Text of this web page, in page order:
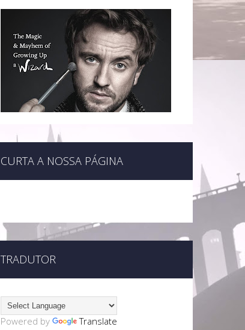
CURTA A NOSSA PÁGINA
TRADUTOR
Powered by Translate